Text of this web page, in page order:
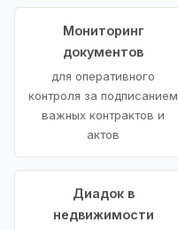
Мониторинг
документов
для оперативного
контроля за подписанием
важных контрактов и
актов
Диадок в
недвижимости